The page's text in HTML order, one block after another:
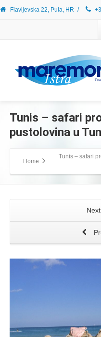
Flavijevska 22, Pula, HR /
Tunis – safari
pustolovina u
Home
Tunis – safari